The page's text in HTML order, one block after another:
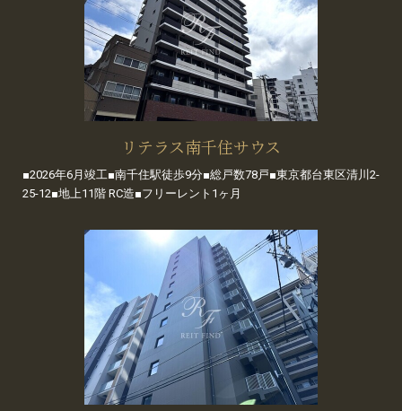
リテラス南千住サウス
■2026年6月竣工■南千住駅徒歩9分■総戸数78戸■東京都台東区清川2-
25-12■地上11階 RC造■フリーレント1ヶ月